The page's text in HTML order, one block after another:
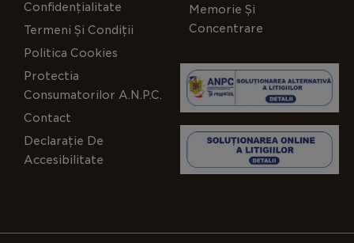
Memorie Și
Concentrare
Confidențialitate
Termeni Și Condiții
Politica Cookies
Protectia
Consumatorilor A.N.P.C.
Contact
Declarație De
Accesibilitate